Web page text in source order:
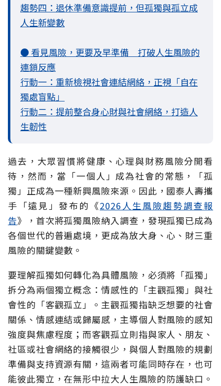
趨勢四：退休準備意識提前，但孤獨與孤立成
人生新變數
● 看見風險，更要及早準備 打破人生風險的
連鎖反應
行動一：重新檢視社會連結網絡，正視「自在
獨處盲點」
行動二：提前整合身心財與社會網絡，打造人
生韌性
過去，大眾習慣將健康、心理與財務風險分開看
待，然而，當「一個人」成為社會的常態，「孤
獨」正成為一種新興風險來源。因此，國泰人壽攜
手「遠見」發布的《2026人生風險趨勢調查報
告》，首次將孤獨風險納入調查，發現孤獨已成為
各個世代的普遍處境，更成為放大身、心、財三重
風險的關鍵變數。
要理解孤獨如何轉化為具體風險，必須將「孤獨」
拆分為兩個獨立概念：情感性的「主觀孤獨」與社
會性的「客觀孤立」。主觀孤獨指缺乏想要的社會
關係、情感連結或歸屬感，主導個人對風險的感知
強度與焦慮程度；而客觀孤立則指與家人、朋友、
社區或社會網絡的接觸很少，與個人對風險的規劃
準備與支持資源有關，這兩者可能同時存在，也可
能彼此獨立，在無形中拉大人生風險的防護缺口。